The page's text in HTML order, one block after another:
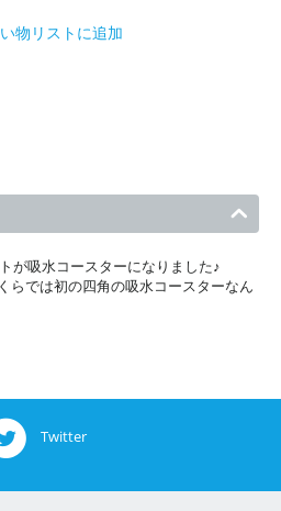
物リストに追加
が吸水コースターになりました♪
らでは初の四角の吸水コースターなん
Twitter